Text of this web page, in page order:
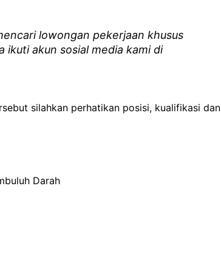
lowongan pekerjaan khusus
ikuti akun sosial media kami di
silahkan perhatikan posisi, kualifikasi dan
Darah